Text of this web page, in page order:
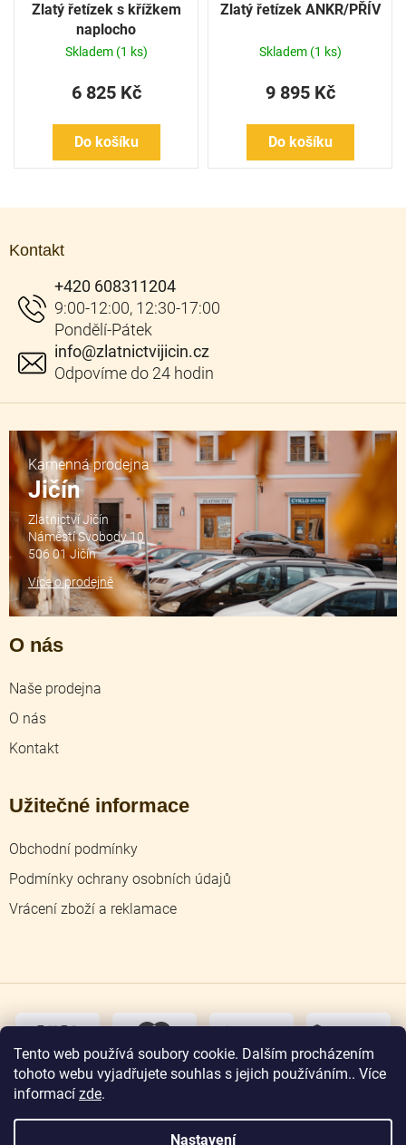
Tento web používá soubory cookie. Dalším procházením
tohoto webu vyjadřujete souhlas s jejich používáním.. Více
informací zde.
Nastavení
Zlatý řetízek s křížkem
naplocho
Skladem (1 ks)
6 825 Kč
Do košíku
Zlatý řetízek ANKR/PŘÍV
Skladem (1 ks)
9 895 Kč
Do košíku
Kontakt
info@zlatnictvijicin.cz
+420 608311204
O nás
Naše prodejna
O nás
Kontakt
Užitečné informace
Obchodní podmínky
Podmínky ochrany osobních údajů
Vrácení zboží a reklamace
Kamenná prodejna
Jičín
Zlatnictví Jičín
Náměstí Svobody 10
506 01 Jičín
Více o prodejně
osobní